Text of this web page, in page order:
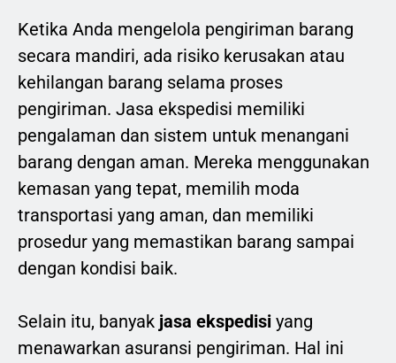
Ketika Anda mengelola pengiriman barang
secara mandiri, ada risiko kerusakan atau
kehilangan barang selama proses
pengiriman. Jasa ekspedisi memiliki
pengalaman dan sistem untuk menangani
barang dengan aman. Mereka menggunakan
kemasan yang tepat, memilih moda
transportasi yang aman, dan memiliki
prosedur yang memastikan barang sampai
dengan kondisi baik.
Selain itu, banyak jasa ekspedisi yang
menawarkan asuransi pengiriman. Hal ini